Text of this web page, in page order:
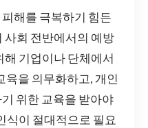
해를 극복하기 힘든
사회 전반에서의 예방
해 기업이나 단체에서
육을 의무화하고, 개인
위한 교육을 받아야
식이 절대적으로 필요